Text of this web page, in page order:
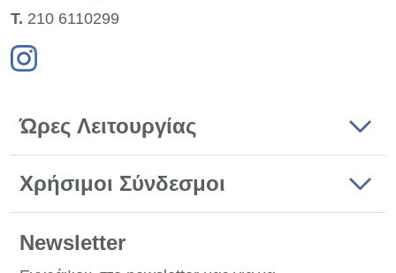
Τ. 210 6110299
Ώρες Λειτουργίας
Χρήσιμοι Σύνδεσμοι
Newsletter